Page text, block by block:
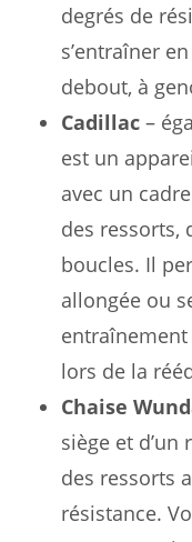
degrés de
s’entraîner
debout, à
Cadillac –
est un
avec un
des ressorts,
boucles. Il
allongée ou
lors de la
Chaise
siège et
des ressorts
résistance.